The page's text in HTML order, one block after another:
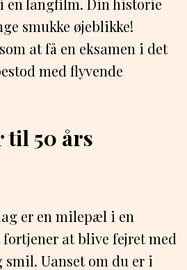
smukke øjeblikke!
at få en eksamen i det
med flyvende
til 50 års
er en milepæl i en
at blive fejret med
smil. Uanset om du er i